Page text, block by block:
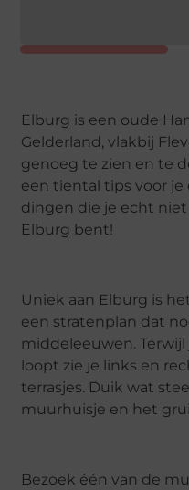
Elburg is een oude
Gelderland, vlakbij
genoeg te zien en te
een tiental tips voor
dingen die je echt niet
Elburg bent!
Uniek aan Elburg is
een stratenplan dat
middeleeuwen.
loopt zie je links en
terrasjes. Duik wat
muurhuisje en het
Bezoek één van de